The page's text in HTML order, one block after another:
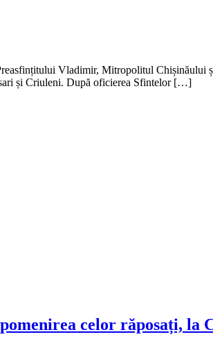
Vladimir, Mitropolitul Chișinăului
și Criuleni. După oficierea Sfintelor […]
celor răposați, la